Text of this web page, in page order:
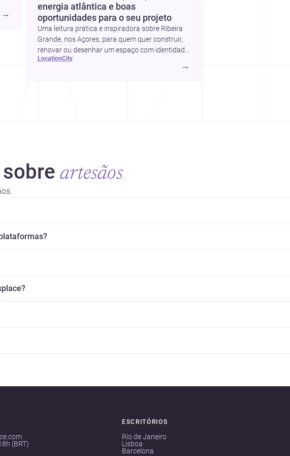
→
energia atlântica e boas
oportunidades para o seu projeto
Uma leitura prática e inspiradora sobre Ribeira
Grande, nos Açores, para quem quer construir,
renovar ou desenhar um espaço com identidade
local.
location city
→
artesãos
(BRT)
ESCRITÓRIOS
Rio de Janeiro
Lisboa
Barcelona